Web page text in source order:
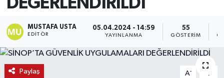
MUSTAFA USTA
EDITÖR
05.04.2024 - 14:59
YAYINLANMA
55
GÖSTERIM
Paylaş A- A